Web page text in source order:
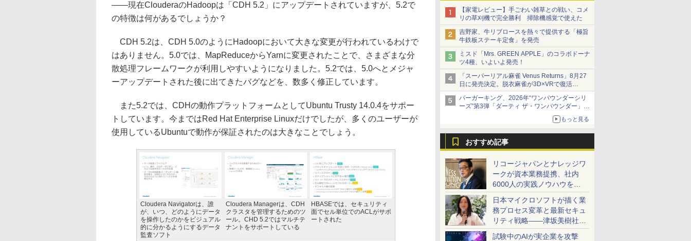
【家電レビュー】手ごわい雑草との戦い、コメ
リの草刈機で完全勝利 掃除機感覚で使えた
吉野家、牛リブロースを熱々で提供する「極旨
牛鉄板ステーキ定食」を発売
ミスド「Mrs. GREEN APPLE」のコラボドーナ
ツ4種、いよいよ発売！
「スーパーリアル麻雀 Venus Returns」8月27
日に発売決定。脱衣麻雀が3D×VRで復活
発売から2週間は20%オフになるセールが実施
バーガーキング、2026年“ワンパウンダーシリ
ーズ”第3弾「ダーティ ザ・ワンパウンダー」を
「特製ガーリックマヨソース」を使用した超大
もっと見る
おすすめ記事
リコージャパンとナレッジワ
ークが資本業務提携、社内
6000人の実践ノウハウを生
かした「AI商談記録 for
RICOH」を展開へ
日本マイクロソフトが描く業
務プロセス変革と最新セキュ
リティ戦略――津坂美樹社長
が2027年度戦略を説明
試験中のAIが実企業を攻撃
――現在ClouderaのHadoopは「CDH 5.2」にアップデートされていますが、5.2で
の特徴は何があるでしょうか？
CDH 5.2は、CDH 5.0のようにHadoopにおいて大きな変更が行われているわけで
はありません。5.0では、MapReduceからYarnに変更されたことで、さまざまな分
散処理フレームワークが利用しやすいようになりました。5.2では、5.0へとメジャ
ーアップデートされた後に出てきたバグなどを、数多く修正しています。
また5.2では、CDHの動作プラットフォームとしてUbuntu Trusty 14.0.4をサポー
トしています。今まではRed Hat Enterprise Linuxだけでしたが、多くのユーザーが
使用しているUbuntuで動作が保証されたのは大きなことでしょう。
Cloudera Navigatorは、誰
が、いつ、どのようにデータ
を操作したのかをビジュアル
的に分かるようにするデータ
監査ソフト
Cloudera Managerは、CDH
クラスタを管理するためのツ
ール。CHD 5.2ではマルチテ
ナントをサポートしている
HBASEでは、セキュリティ
面でセル単位でのACLがサポ
ートされた